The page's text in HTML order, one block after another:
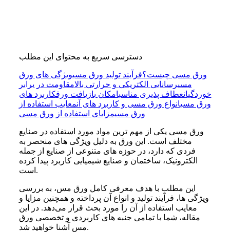
دسترسی سریع به محتوای این مطلب
ورق مسی چیست؟فرآیند تولید ورق مسیویژگی‌ های ورق
مسیرسانایی الکتریکی و حرارتی بالامقاومت در برابر
خوردگیانعطاف‌ پذیری مناسبامکان بازیافت ورقکاربرد های
ورق مسیانواع ورق مسی و کاربرد های آنمعایب استفاده از
ورق مسیمزایای استفاده از ورق مسی
ورق مسی یکی از مهم‌ ترین مواد مورد استفاده در صنایع
مختلف است. این ورق به دلیل ویژگی‌ های منحصر به
فردی که دارد، در حوزه‌ های متنوعی از صنایع از جمله
الکترونیک، ساختمان و صنایع شیمیایی کاربرد پیدا کرده
است.
این مطلب با هدف معرفی کامل ورق مس، به بررسی
ویژگی‌ ها، فرآیند تولید و انواع آن پرداخته و همچنین مزایا و
معایب استفاده از آن را مورد بحث قرار می‌دهد. در این
مقاله، شما با تمامی جنبه‌ های کاربردی و تخصصی ورق
مس آشنا خواهید شد.